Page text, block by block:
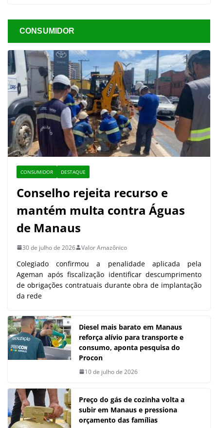
CONSUMIDOR
CONSUMIDOR DESTAQUE
Conselho rejeita recurso e
mantém multa contra Águas
de Manaus
30 de julho de 2026 Valor Amazônico
Colegiado confirmou a penalidade aplicada pela
Ageman após fiscalização identificar descumprimento
de obrigações contratuais durante obra de implantação
da rede
Diesel mais barato em Manaus
reforça alívio para transporte e
consumo, aponta pesquisa do
Procon
10 de julho de 2026
Preço do gás de cozinha volta a
subir em Manaus e pressiona
orçamento das famílias